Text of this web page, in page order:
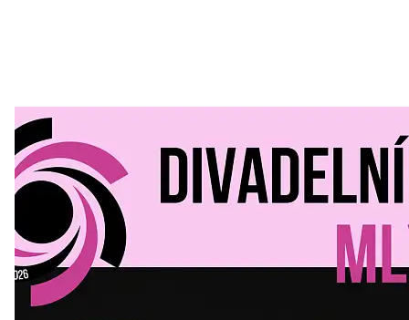
Divadelní Mlýn 30. 07. 2026
Kultura a volný čas
Divadelní mlýn. 15. až 18. října KD
MLEJN. Vstupenky již v prodeji.
Přijďte na přátelský festival divadla a inspirace 15. až 18.
října 2026 Vstupenky již v prodeji na GOOUT -
https://divadelnimlyn.cz/vstupenky Představ si čtyři dny